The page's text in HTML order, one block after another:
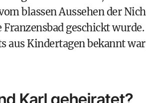
blassen Aussehen der
geschickt
aus Kindertagen bekannt